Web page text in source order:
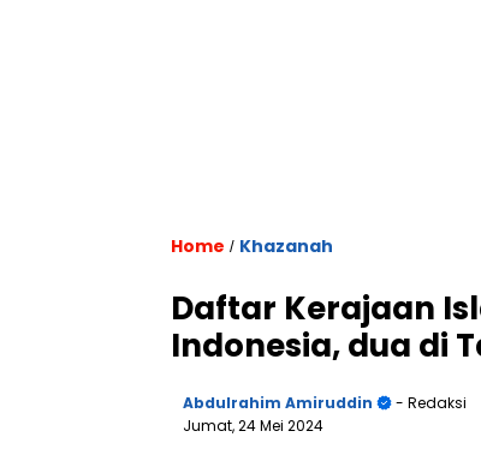
Home / Khazanah
Daftar Kerajaan
Indonesia, dua di
Abdulrahim Amiruddin
- Redaksi
Jumat, 24 Mei 2024